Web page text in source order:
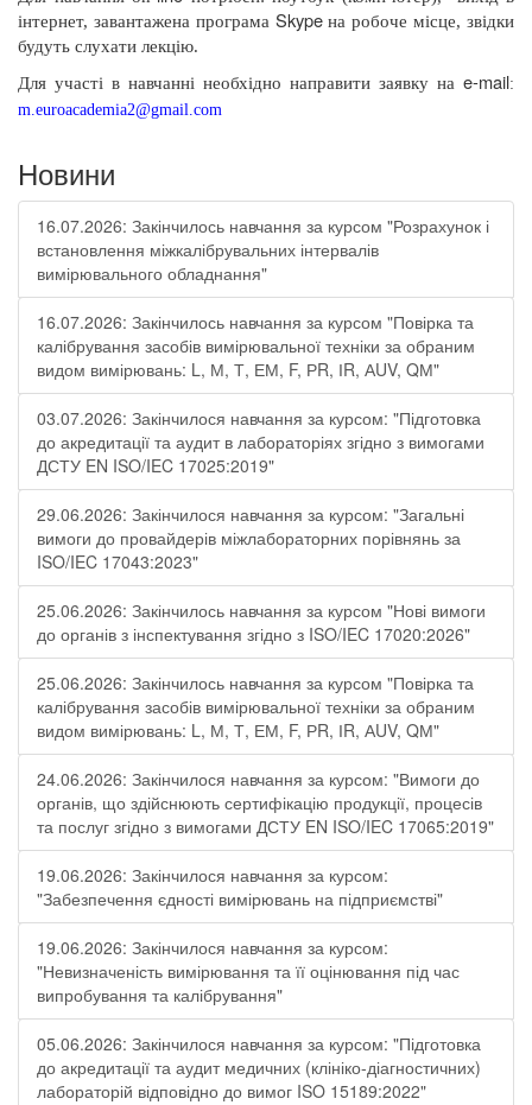
інтернет, завантажена програма Skypeна робоче місце, звідки
будуть слухати лекцію.
Для участі в навчанні необхідно направити заявку на e-mail:
m.euroacademia2@gmail.com
Новини
16.07.2026: Закінчилось навчання за курсом "Розрахунок і
встановлення міжкалібрувальних інтервалів
вимірювального обладнання"
16.07.2026: Закінчилось навчання за курсом "Повірка та
калібрування засобів вимірювальної техніки за обраним
видом вимірювань: L, М, Т, ЕМ, F, РR, ІR, АUV, QМ"
03.07.2026: Закінчилося навчання за курсом: "Підготовка
до акредитації та аудит в лабораторіях згідно з вимогами
ДСТУ EN ISO/IEC 17025:2019"
29.06.2026: Закінчилося навчання за курсом: "Загальні
вимоги до провайдерів міжлабораторних порівнянь за
ISO/IEC 17043:2023"
25.06.2026: Закінчилось навчання за курсом "Нові вимоги
до органів з інспектування згідно з ISO/IEC 17020:2026"
25.06.2026: Закінчилось навчання за курсом "Повірка та
калібрування засобів вимірювальної техніки за обраним
видом вимірювань: L, М, Т, ЕМ, F, РR, ІR, АUV, QМ"
24.06.2026: Закінчилося навчання за курсом: "Вимоги до
органів, що здійснюють сертифікацію продукції, процесів
та послуг згідно з вимогами ДСТУ EN ISO/IEC 17065:2019"
19.06.2026: Закінчилося навчання за курсом:
"Забезпечення єдності вимірювань на підприємстві"
19.06.2026: Закінчилося навчання за курсом:
"Невизначеність вимірювання та її оцінювання під час
випробування та калібрування"
05.06.2026: Закінчилося навчання за курсом: "Підготовка
до акредитації та аудит медичних (клініко-діагностичних)
лабораторій відповідно до вимог ISO 15189:2022"